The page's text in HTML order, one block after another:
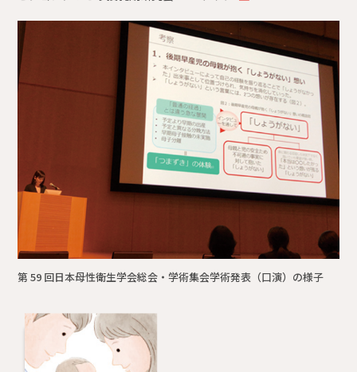
第 59 回日本母性衛生学会総会・学術集会学術発表（口演）の様子